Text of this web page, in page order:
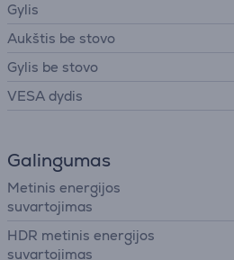
Gylis
Aukštis be stovo
Gylis be stovo
VESA dydis
Galingumas
Metinis energijos
suvartojimas
HDR metinis energijos
suvartojimas